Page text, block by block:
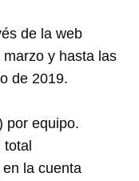
de la web
y hasta las
de 2019.
por equipo.
total
la cuenta